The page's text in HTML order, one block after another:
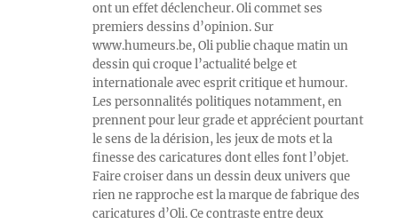
ont un effet déclencheur. Oli commet ses
premiers dessins d’opinion. Sur
www.humeurs.be, Oli publie chaque matin un
dessin qui croque l’actualité belge et
internationale avec esprit critique et humour.
Les personnalités politiques notamment, en
prennent pour leur grade et apprécient pourtant
le sens de la dérision, les jeux de mots et la
finesse des caricatures dont elles font l’objet.
Faire croiser dans un dessin deux univers que
rien ne rapproche est la marque de fabrique des
caricatures d’Oli. Ce contraste entre deux